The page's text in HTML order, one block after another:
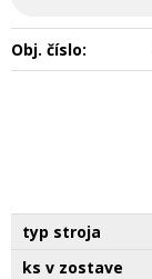
Obj. číslo:
typ stroja
ks v zostave